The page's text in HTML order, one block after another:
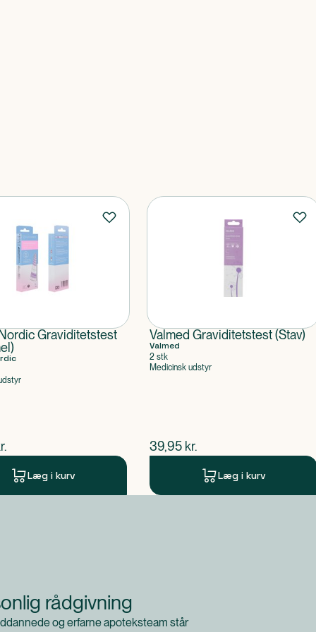
Graviditetstest
pris
Læg i kurv
Valmed Graviditetstest (Stav)
Valmed
2 stk
Medicinsk udstyr
$nuværende pris
39,95 kr.
Læg i kurv
rådgivning
og erfarne apoteksteam står